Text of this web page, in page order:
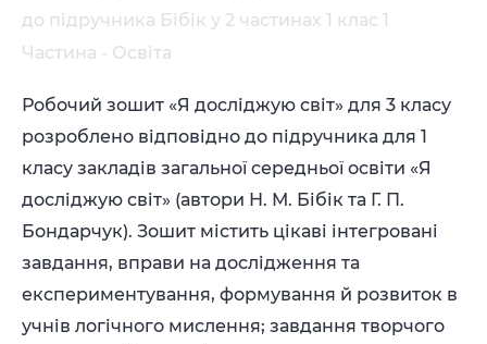
до підручника Бібік у 2 частинах 1 клас 1
Частина - Освіта
Робочий зошит «Я досліджую світ» для 3 класу
розроблено відповідно до підручника для 1
класу закладів загальної середньої освіти «Я
досліджую світ» (автори Н. М. Бібік та Г. П.
Бондарчук). Зошит містить цікаві інтегровані
завдання, вправи на дослідження та
експериментування, формування й розвиток в
учнів логічного мислення; завдання творчого